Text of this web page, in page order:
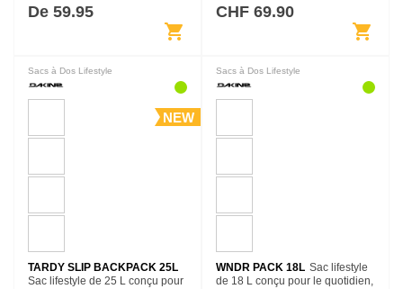
De 59.95
shopping_cart
CHF 69.90
shopping_cart
Sacs à Dos Lifestyle
NEW
TARDY SLIP BACKPACK 25L
Sac lifestyle de 25 L conçu pour
Sacs à Dos Lifestyle
WNDR PACK 18L Sac lifestyle
de 18 L conçu pour le quotidien,